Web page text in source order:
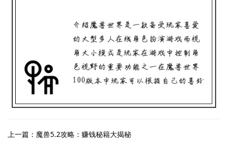
上一篇：魔兽5.2攻略：赚钱秘籍大揭秘